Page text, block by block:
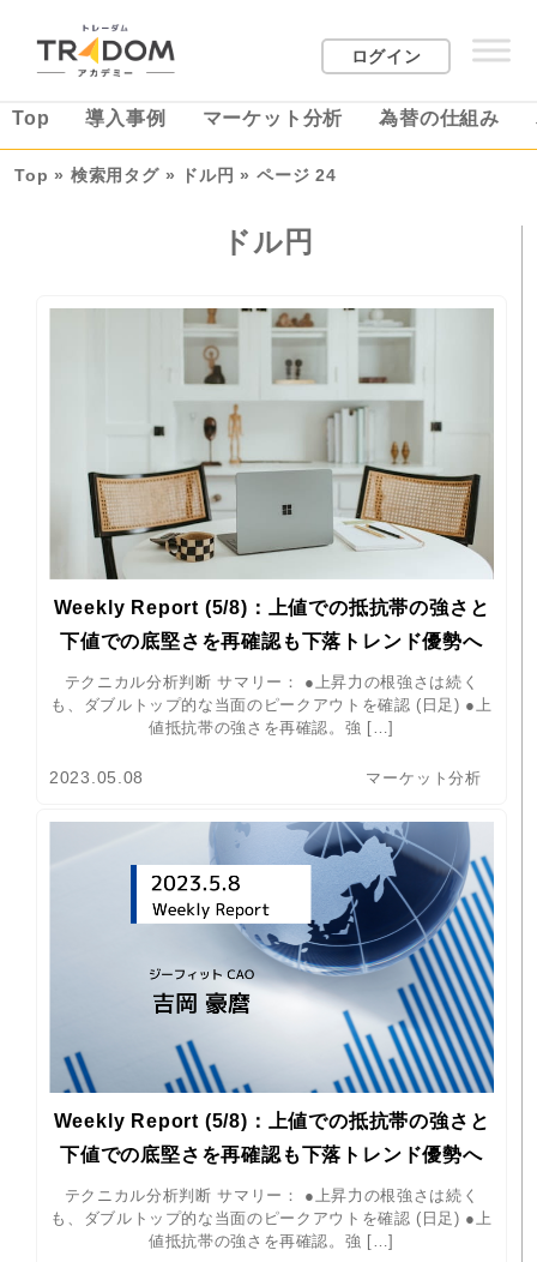
ログイン
Top 導入事例 マーケット分析 為替の仕組み
Top » 検索用タグ» ドル円 »ページ 24
ドル円
Weekly Report (5/8)：上値での抵抗帯の強さと
下値での底堅さを再確認も下落トレンド優勢へ
テクニカル分析判断 サマリー： ●上昇力の根強さは続く
も、ダブルトップ的な当面のピークアウトを確認 (日足) ●上
値抵抗帯の強さを再確認。強 […]
2023.05.08 マーケット分析
Weekly Report (5/8)：上値での抵抗帯の強さと
下値での底堅さを再確認も下落トレンド優勢へ
テクニカル分析判断 サマリー： ●上昇力の根強さは続く
も、ダブルトップ的な当面のピークアウトを確認 (日足) ●上
値抵抗帯の強さを再確認。強 […]